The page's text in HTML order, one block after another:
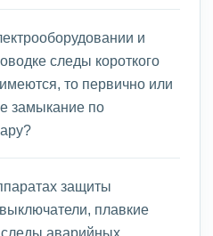
и
следы короткого
то первично или
замыкание по
защиты
плавкие
аварийных